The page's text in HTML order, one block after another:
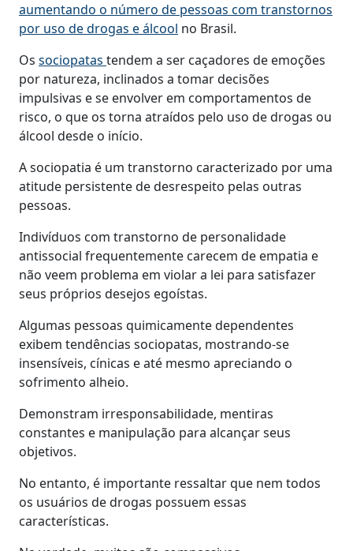
aumentando o número de pessoas com transtornos
por uso de drogas e álcool no Brasil.
Os sociopatas tendem a ser caçadores de emoções
por natureza, inclinados a tomar decisões
impulsivas e se envolver em comportamentos de
risco, o que os torna atraídos pelo uso de drogas ou
álcool desde o início.
A sociopatia é um transtorno caracterizado por uma
atitude persistente de desrespeito pelas outras
pessoas.
Indivíduos com transtorno de personalidade
antissocial frequentemente carecem de empatia e
não veem problema em violar a lei para satisfazer
seus próprios desejos egoístas.
Algumas pessoas quimicamente dependentes
exibem tendências sociopatas, mostrando-se
insensíveis, cínicas e até mesmo apreciando o
sofrimento alheio.
Demonstram irresponsabilidade, mentiras
constantes e manipulação para alcançar seus
objetivos.
No entanto, é importante ressaltar que nem todos
os usuários de drogas possuem essas
características.